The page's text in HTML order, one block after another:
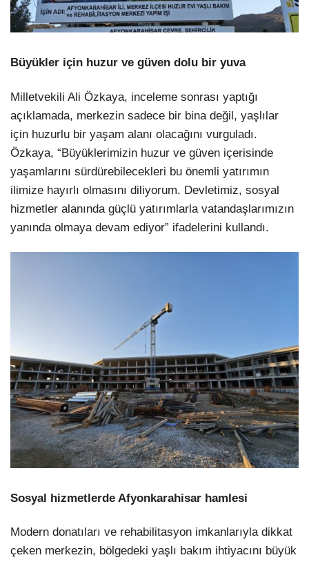
Büyükler için huzur ve güven dolu bir yuva
Milletvekili Ali Özkaya, inceleme sonrası yaptığı
açıklamada, merkezin sadece bir bina değil, yaşlılar
için huzurlu bir yaşam alanı olacağını vurguladı.
Özkaya, “Büyüklerimizin huzur ve güven içerisinde
yaşamlarını sürdürebilecekleri bu önemli yatırımın
ilimize hayırlı olmasını diliyorum. Devletimiz, sosyal
hizmetler alanında güçlü yatırımlarla vatandaşlarımızın
yanında olmaya devam ediyor” ifadelerini kullandı.
Sosyal hizmetlerde Afyonkarahisar hamlesi
Modern donatıları ve rehabilitasyon imkanlarıyla dikkat
çeken merkezin, bölgedeki yaşlı bakım ihtiyacını büyük